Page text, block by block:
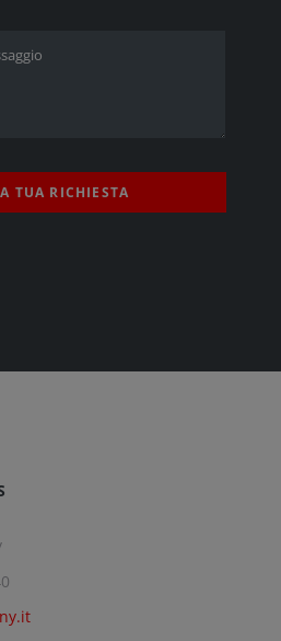
TUA RICHIESTA